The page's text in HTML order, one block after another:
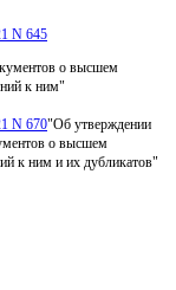
N 645
о высшем
к ним"
N 670"Об утверждении
о высшем
к ним и их дубликатов"